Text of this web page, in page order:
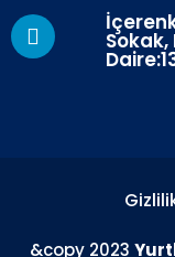
&copy 2023